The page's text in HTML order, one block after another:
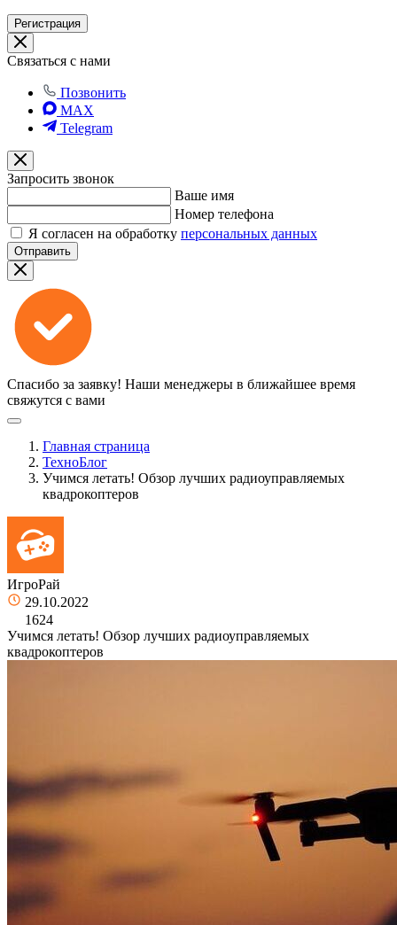
Регистрация
Связаться с нами
Позвонить
MAX
Telegram
Запросить звонок
Ваше имя
Номер телефона
Я согласен на обработку персональных данных
Отправить
Спасибо за заявку! Наши менеджеры в ближайшее время
свяжутся с вами
Главная страница
ТехноБлог
Учимся летать! Обзор лучших радиоуправляемых
квадрокоптеров
ИгроРай
29.10.2022
1624
Учимся летать! Обзор лучших радиоуправляемых
квадрокоптеров